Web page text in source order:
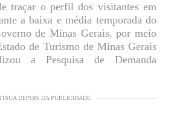
traçar o perfil dos visitantes em
a baixa e média temporada do
de Minas Gerais, por meio
de Turismo de Minas Gerais
a Pesquisa de Demanda
DEPOIS DA PUBLICIDADE